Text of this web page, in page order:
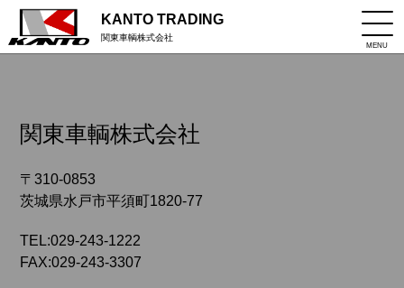
KANTO TRADING
関東車輌株式会社
MENU
関東車輌株式会社
〒310-0853
茨城県水戸市平須町1820-77
TEL:029-243-1222
FAX:029-243-3307